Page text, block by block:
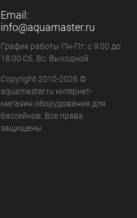
Email:
info@aquamaster.ru
График работы Пн-Пт: с 9:00 до
18:00 Сб, Вс: Выходной
Copyright 2010-2026 ©
aquamaster.ru интернет-
магазин оборудования для
бассейнов. Все права
защищены.